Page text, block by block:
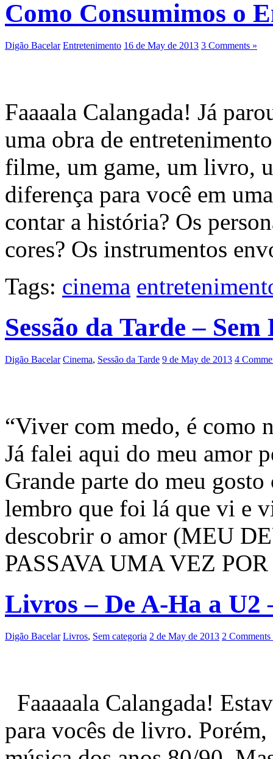
Como Consumimos o
Digão Bacelar Entretenimento 16 de May de 2013 3 Comments »
Faaaala Calangada! Já
uma obra de
filme, um game, um livro,
diferença para você em
contar a história? Os
cores? Os instrumentos
Tags: cinema
Sessão da Tarde –
Digão Bacelar Cinema, Sessão da Tarde 9 de May de 2013 4
“Viver com medo, é como
Já falei aqui do meu amor
Grande parte do meu
lembro que foi lá que vi e
descobrir o amor (MEU
PASSAVA UMA VEZ
Livros – De A-Ha a U2
Digão Bacelar Livros, Sem categoria 2 de May de 2013 2 Comments
Faaaaala Calangada!
para vocês de livro.